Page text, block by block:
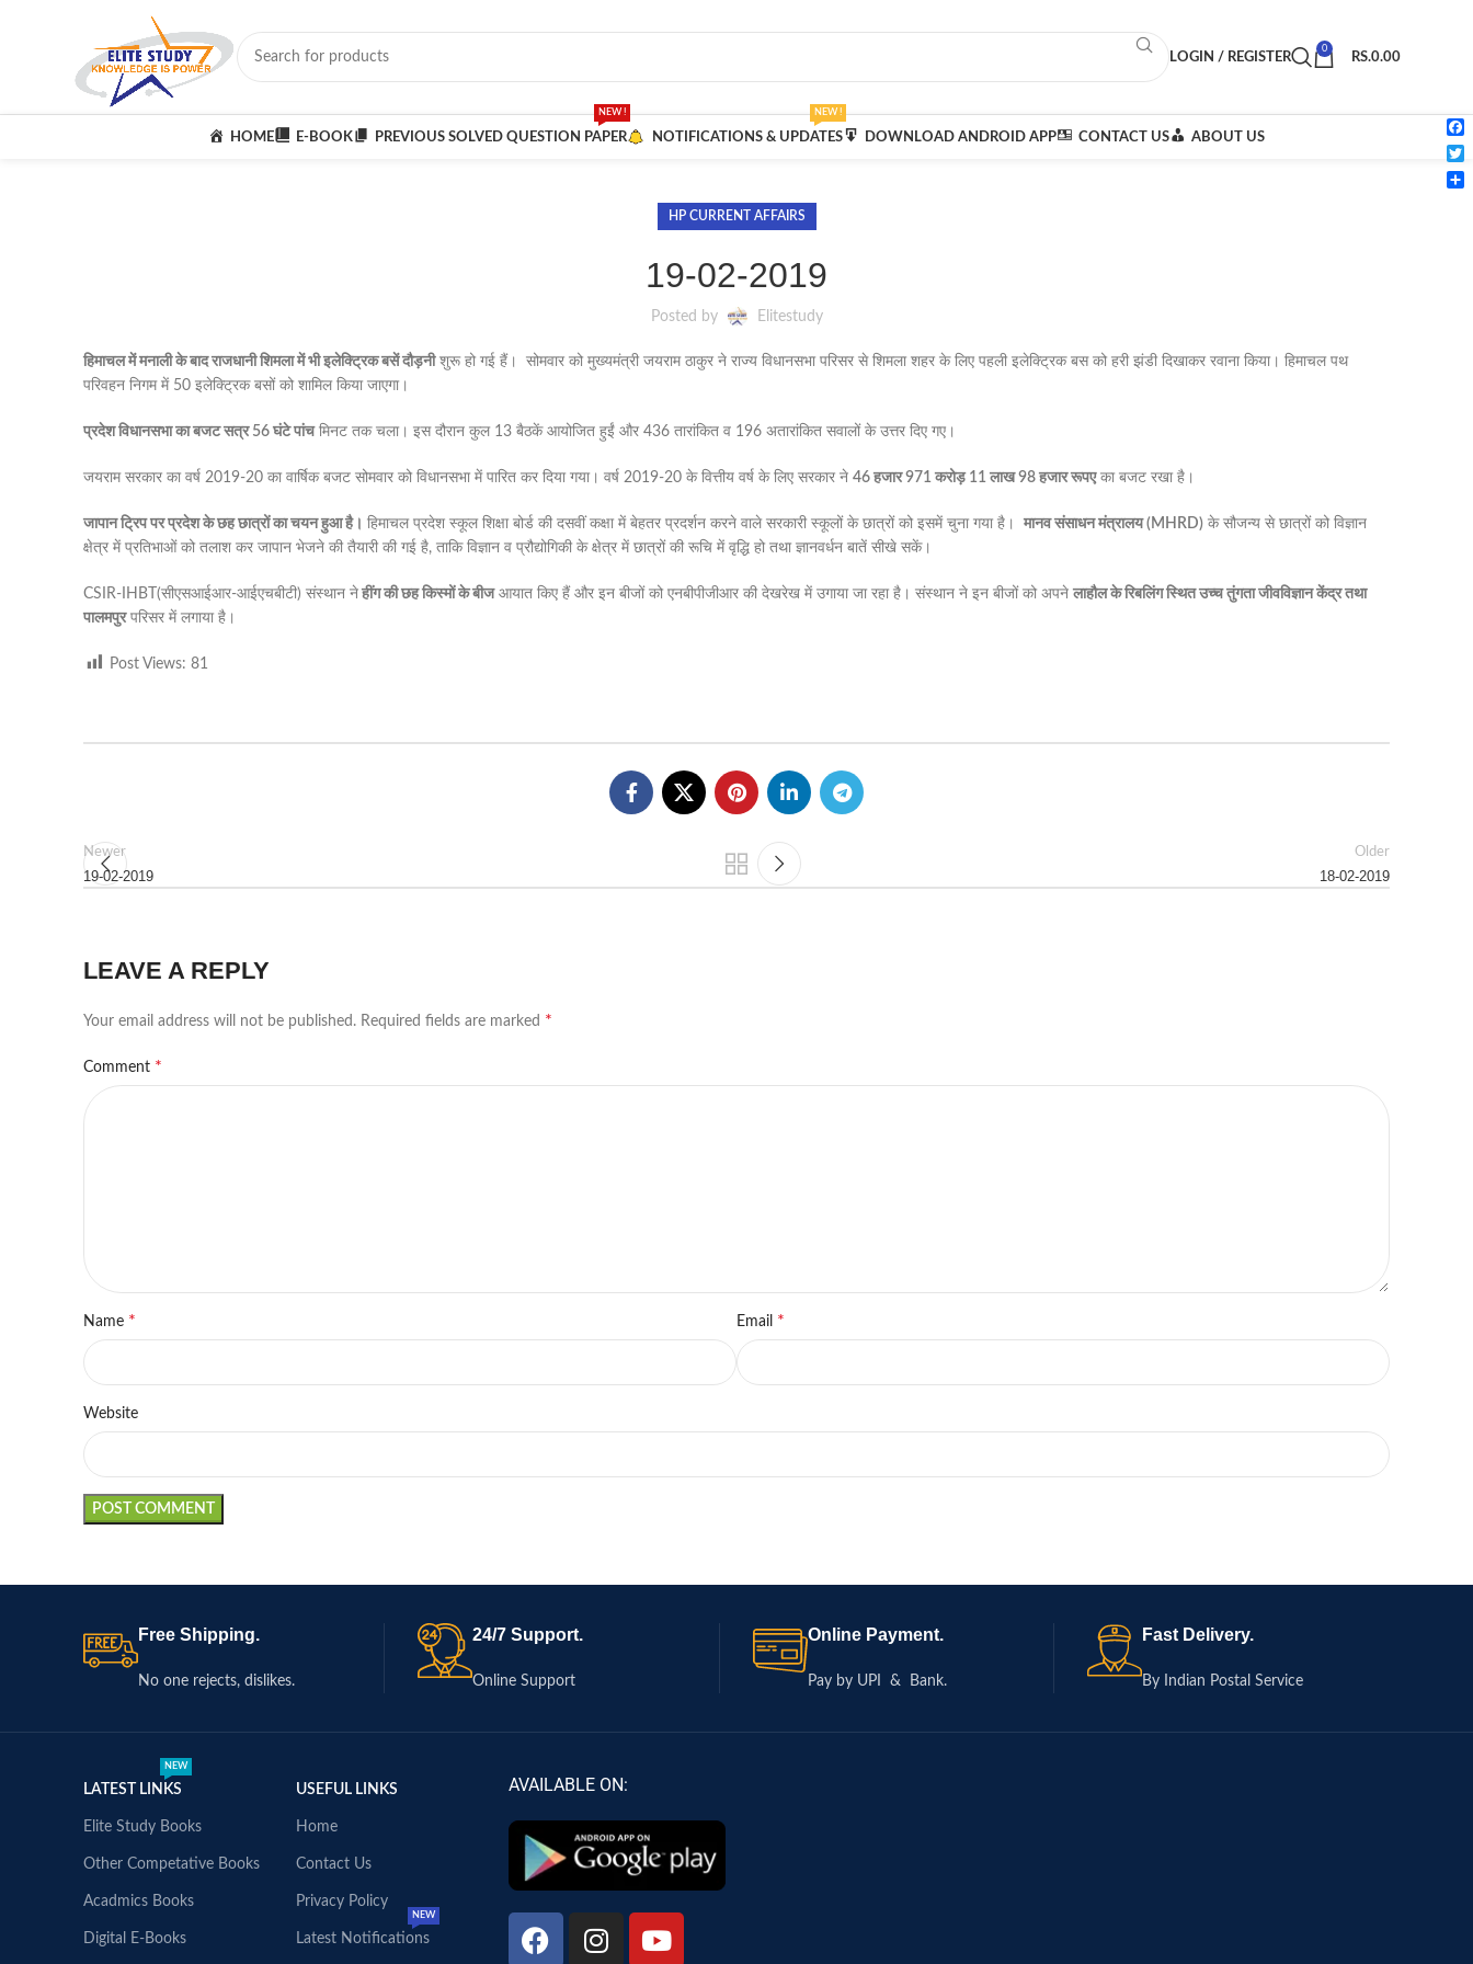
LOGIN / REGISTER
0
RS.0.00
HOME E-BOOK PREVIOUS SOLVED QUESTION PAPER
NEW !
NOTIFICATIONS & UPDATES
NEW !
DOWNLOAD ANDROID APP CONTACT US ABOUT US
HP CURRENT AFFAIRS
19-02-2019
Posted by Elitestudy
हिमाचल में मनाली के बाद राजधानी शिमला में भी इलेक्ट्रिक बसें दौड़नीशुरू हो गई हैं। सोमवार को मुख्यमंत्री जयराम ठाकुर ने राज्य विधानसभा परिसर से शिमला शहर के लिए पहली इलेक्ट्रिक बस को हरी झंडी दिखाकर रवाना किया। हिमाचल पथ
परिवहन निगम में 50 इलेक्ट्रिक बसों को शामिल किया जाएगा।
प्रदेश विधानसभा का बजट सत्र 56 घंटे पांचमिनट तक चला। इस दौरान कुल 13 बैठकें आयोजित हुईं और 436 तारांकित व 196 अतारांकित सवालों के उत्तर दिए गए।
जयराम सरकार का वर्ष 2019-20 का वार्षिक बजट सोमवार को विधानसभा में पारित कर दिया गया। वर्ष 2019-20 के वित्तीय वर्ष के लिए सरकार ने 46 हजार 971 करोड़ 11 लाख 98 हजार रूपएका बजट रखा है।
जापान ट्रिप पर प्रदेश के छह छात्रों का चयन हुआ है। हिमाचल प्रदेश स्कूल शिक्षा बोर्ड की दसवीं कक्षा में बेहतर प्रदर्शन करने वाले सरकारी स्कूलों के छात्रों को इसमें चुना गया है। मानव संसाधन मंत्रालय (MHRD) के सौजन्य से छात्रों को विज्ञान
क्षेत्र में प्रतिभाओं को तलाश कर जापान भेजने की तैयारी की गई है, ताकि विज्ञान व प्रौद्योगिकी के क्षेत्र में छात्रों की रूचि में वृद्धि हो तथा ज्ञानवर्धन बातें सीखे सकें।
CSIR-IHBT(सीएसआईआर-आईएचबीटी) संस्थान ने हींग की छह किस्मों के बीजआयात किए हैं और इन बीजों को एनबीपीजीआर की देखरेख में उगाया जा रहा है। संस्थान ने इन बीजों को अपने लाहौल के रिबलिंग स्थित उच्च तुंगता जीवविज्ञान केंद्र तथा
पालमपुरपरिसर में लगाया है।
Post Views: 81
Newer
19-02-2019
Older
18-02-2019
LEAVE A REPLY
Your email address will not be published. Required fields are marked *
Comment *
Name * Email *
Website
Free Shipping.
No one rejects, dislikes.
24/7 Support.
Online Support
Online Payment.
Pay by UPI & Bank.
Fast Delivery.
By Indian Postal Service
LATEST LINKS
NEW
Elite Study Books
Other Competative Books
Acadmics Books
Digital E-Books
USEFUL LINKS
Home
Contact Us
Privacy Policy
Latest Notifications
NEW
AVAILABLE ON: